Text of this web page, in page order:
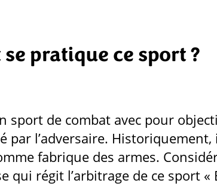
pratique ce sport ?
sport de combat avec pour
par l’adversaire.
fabrique des armes.
qui régit l’arbitrage de ce sport «